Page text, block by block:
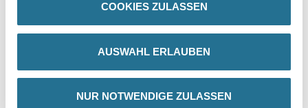
COOKIES ZULASSEN
AUSWAHL ERLAUBEN
NUR NOTWENDIGE ZULASSEN